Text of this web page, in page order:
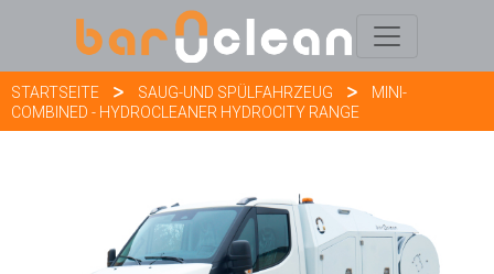
STARTSEITE SAUG-UND SPÜLFAHRZEUG
MINI-
COMBINED - HYDROCLEANER HYDROCITY RANGE